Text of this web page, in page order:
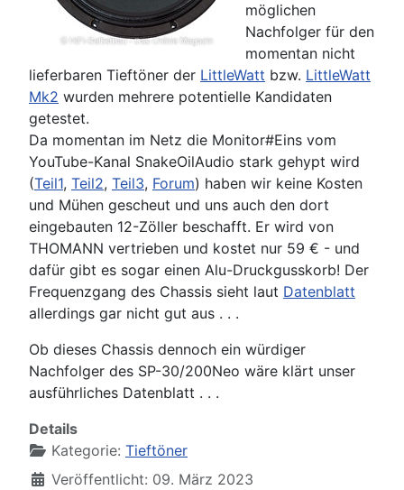
möglichen
Nachfolger für den
momentan nicht
lieferbaren Tieftöner der LittleWatt bzw. LittleWatt
Mk2 wurden mehrere potentielle Kandidaten
getestet.
Da momentan im Netz die Monitor#Eins vom
YouTube-Kanal SnakeOilAudio stark gehypt wird
(Teil1, Teil2, Teil3, Forum) haben wir keine Kosten
und Mühen gescheut und uns auch den dort
eingebauten 12-Zöller beschafft. Er wird von
THOMANN vertrieben und kostet nur 59 € - und
dafür gibt es sogar einen Alu-Druckgusskorb! Der
Frequenzgang des Chassis sieht laut Datenblatt
allerdings gar nicht gut aus . . .
Ob dieses Chassis dennoch ein würdiger
Nachfolger des SP-30/200Neo wäre klärt unser
ausführliches Datenblatt . . .
Details
Kategorie: Tieftöner
Veröffentlicht: 09. März 2023